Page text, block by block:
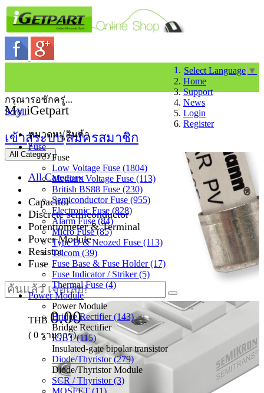
Select Language ▼
Home
Support
News
Login
Register
My iGetpart
เข้าสู่ระบบสมัครสมาชิก
All Category
All Category
Capacitor
Discrete semiconductor
Potentiometer & Terminal
Power Module
Resistor
Fuse
THB 0.00
( 0 รายการ)
กรุณารอซักครู่...
Scroll
หมวดหมู่สินค้า
Fuse
Fuse
Low Voltage Fuse (1804)
Medium Voltage Fuse (113)
British BS88 Fuse (230)
Semiconductor Fuse (955)
Electronic Fuse (828)
Alarm Fuse (84)
Micro Fuse (85)
Type D & Neozed Fuse (113)
Telcom (39)
Fuse Base & Fuse Holder (17)
Fuse Indicator / Striker (5)
Thermal Fuse (4)
Power Module
Power Module
Bridge Rectifier (143)
Bridge Rectifier
IGBT (115)
Insulated-gate bipolar transistor
Diode/Thyristor (279)
Diode/Thyristor Module
SCR / Thyristor (3)
MOSFET (11)